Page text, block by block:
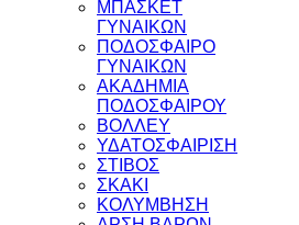
ΜΠΑΣΚΕΤ
ΓΥΝΑΙΚΩΝ
ΠΟΔΟΣΦΑΙΡΟ
ΓΥΝΑΙΚΩΝ
ΑΚΑΔΗΜΙΑ
ΠΟΔΟΣΦΑΙΡΟΥ
ΒΟΛΛΕΥ
ΥΔΑΤΟΣΦΑΙΡΙΣΗ
ΣΤΙΒΟΣ
ΣΚΑΚΙ
ΚΟΛΥΜΒΗΣΗ